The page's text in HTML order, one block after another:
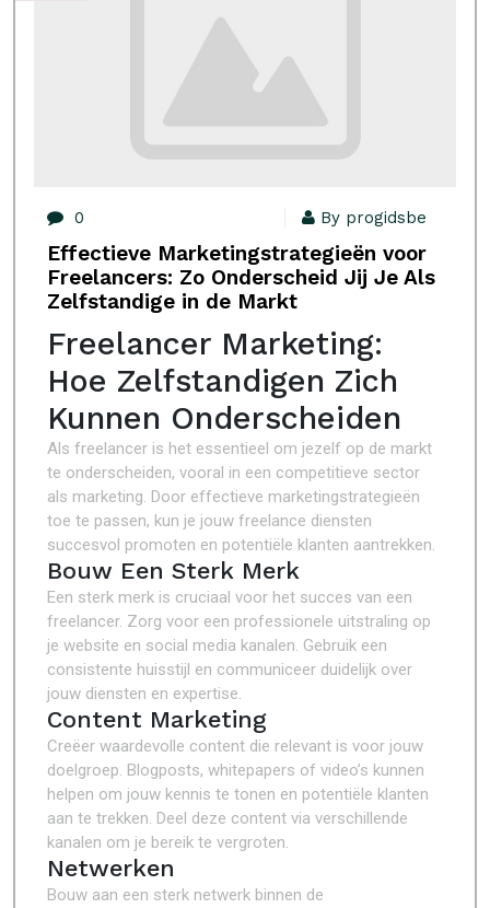
0 By progidsbe
Effectieve Marketingstrategieën voor
Freelancers: Zo Onderscheid Jij Je Als
Zelfstandige in de Markt
Freelancer Marketing:
Hoe Zelfstandigen Zich
Kunnen Onderscheiden
Als freelancer is het essentieel om jezelf op de markt
te onderscheiden, vooral in een competitieve sector
als marketing. Door effectieve marketingstrategieën
toe te passen, kun je jouw freelance diensten
succesvol promoten en potentiële klanten aantrekken.
Bouw Een Sterk Merk
Een sterk merk is cruciaal voor het succes van een
freelancer. Zorg voor een professionele uitstraling op
je website en social media kanalen. Gebruik een
consistente huisstijl en communiceer duidelijk over
jouw diensten en expertise.
Content Marketing
Creëer waardevolle content die relevant is voor jouw
doelgroep. Blogposts, whitepapers of video’s kunnen
helpen om jouw kennis te tonen en potentiële klanten
aan te trekken. Deel deze content via verschillende
kanalen om je bereik te vergroten.
Netwerken
Bouw aan een sterk netwerk binnen de